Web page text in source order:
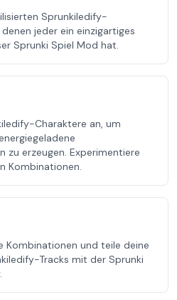
Sprunkiledify-
jeder ein einzigartiges
Sprunki Spiel Mod hat.
Charaktere an, um
zu erzeugen. Experimentiere
Kombinationen.
Kombinationen und teile deine
Tracks mit der Sprunki